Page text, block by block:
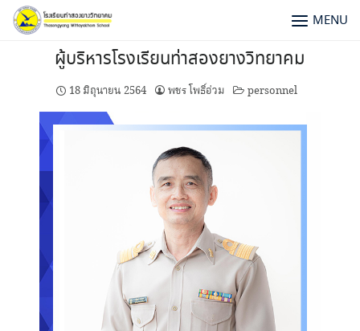
MENU
ผู้บริหารโรงเรียนท่าสองยางวิทยาคม
18 มิถุนายน 2564 พชร โพธิ์อ่วม personnel